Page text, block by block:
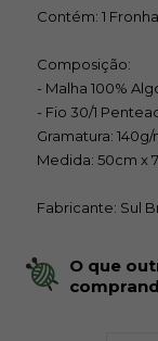
Contém: 1 Fronha
Composição:
- Malha 100%
- Fio 30/1
Gramatura: 140g/
Medida: 50cm x
Fabricante: Sul
O que